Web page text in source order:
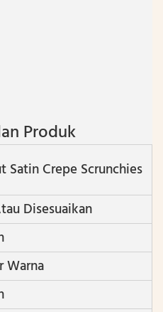
Produk
Satin Crepe Scrunchies
Disesuaikan
Warna